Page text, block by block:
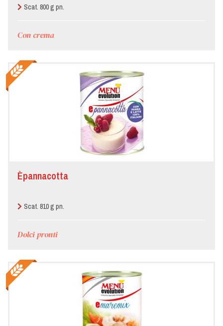
Scat. 800 g pn.
Con crema
Èpannacotta
Scat. 810 g pn.
Dolci pronti